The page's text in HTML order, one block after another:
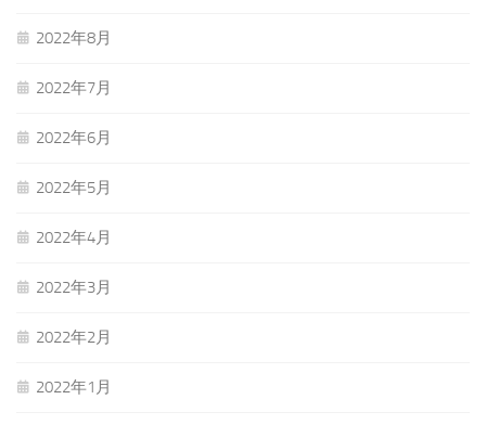
2022年8月
2022年7月
2022年6月
2022年5月
2022年4月
2022年3月
2022年2月
2022年1月